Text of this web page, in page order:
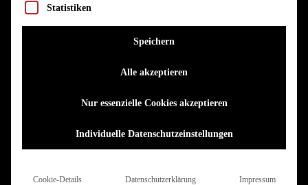
kühle Biere an einem heißen Juni-Abend!
Qualität setzt sich durch und entgegen aller Trends
jetzt schon Spitzenwerte!
der Humanist und Menschenfreund PÖBEL MC natürlich
nicht so stehen lassen und kündigt eine zweite Runde
Statistiken
Speichern
Alle akzeptieren
Nur essenzielle Cookies akzeptieren
Individuelle Datenschutzeinstellungen
Cookie-Details Datenschutzerklärung Impressum